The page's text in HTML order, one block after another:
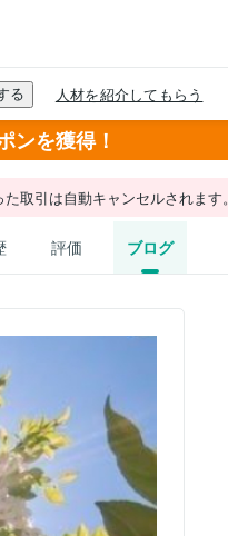
ンを獲得！
取引は自動キャンセルされます。
評価 ブログ